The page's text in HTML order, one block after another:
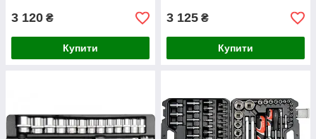
3 120 ₴
Купити
3 125 ₴
Купити